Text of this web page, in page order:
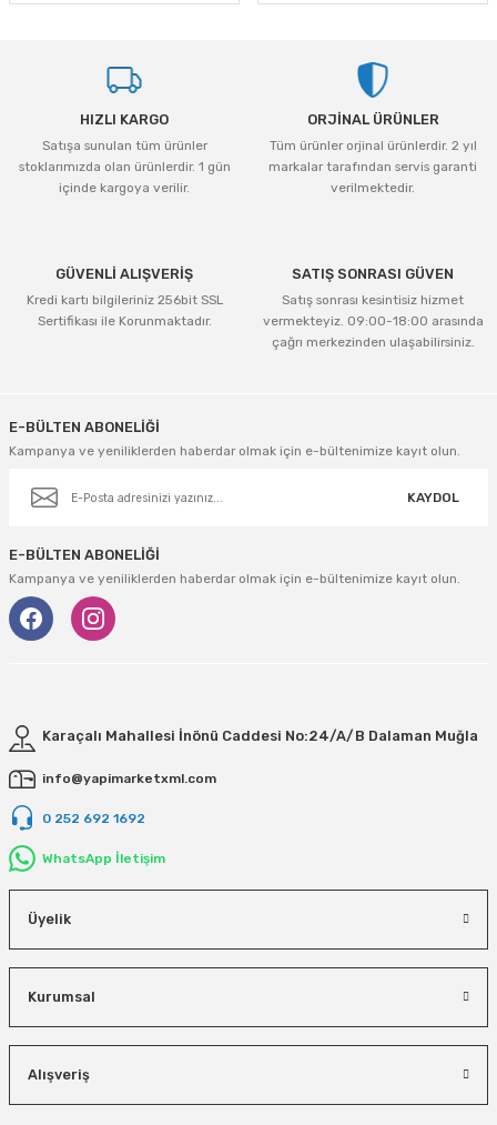
HIZLI KARGO
Satışa sunulan tüm ürünler
stoklarımızda olan ürünlerdir. 1 gün
içinde kargoya verilir.
ORJİNAL ÜRÜNLER
Tüm ürünler orjinal ürünlerdir. 2 yıl
markalar tarafından servis garanti
verilmektedir.
GÜVENLİ ALIŞVERİŞ
Kredi kartı bilgileriniz 256bit SSL
Sertifikası ile Korunmaktadır.
SATIŞ SONRASI GÜVEN
Satış sonrası kesintisiz hizmet
vermekteyiz. 09:00-18:00 arasında
çağrı merkezinden ulaşabilirsiniz.
E-BÜLTEN ABONELİĞİ
Kampanya ve yeniliklerden haberdar olmak için e-bültenimize kayıt olun.
KAYDOL
E-BÜLTEN ABONELİĞİ
Kampanya ve yeniliklerden haberdar olmak için e-bültenimize kayıt olun.
Karaçalı Mahallesi İnönü Caddesi No:24/A/B Dalaman Muğla
info@yapimarketxml.com
0 252 692 1692
WhatsApp İletişim
Üyelik
Kurumsal
Alışveriş